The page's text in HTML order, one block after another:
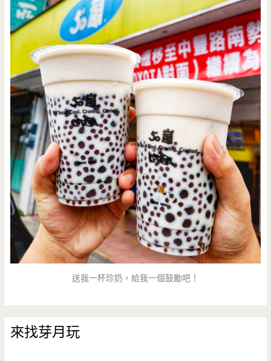
送我一杯珍奶，給我一個鼓勵吧！
來找芽月玩